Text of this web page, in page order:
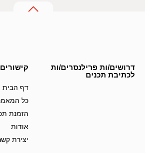
דרושים/ות פרילנסרים/ות
לכתיבת תכנים
דף הבית
כל
הזמנת
אודות
יצירת